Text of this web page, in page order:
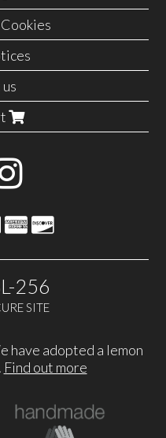
256
SITE
have adopted a lemon
Find out more